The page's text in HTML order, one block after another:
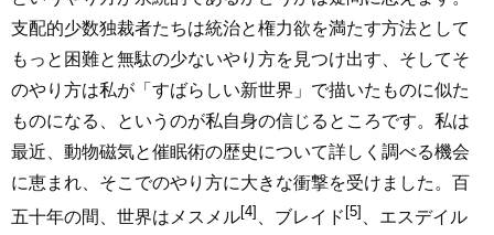
支配的少数独裁者たちは統治と権力欲を満たす方法として
もっと困難と無駄の少ないやり方を見つけ出す、そしてそ
のやり方は私が「すばらしい新世界」で描いたものに似た
ものになる、というのが私自身の信じるところです。私は
最近、動物磁気と催眠術の歴史について詳しく調べる機会
に恵まれ、そこでのやり方に大きな衝撃を受けました。百
五十年の間、世界はメスメル[4] 、ブレイド [5] 、エスデイル